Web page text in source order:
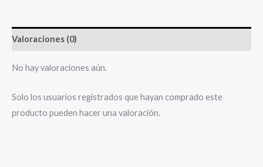
Valoraciones (0)
No hay valoraciones aún.
Solo los usuarios registrados que hayan comprado este
producto pueden hacer una valoración.